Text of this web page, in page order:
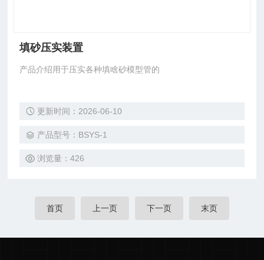
填砂压实装置
产品介绍用于压实各种填啥砂模型管的
更新时间：2026-06-10
产品型号：BSYS-1
浏览量：426
首页 上一页 下一页 末页